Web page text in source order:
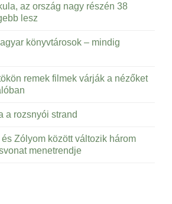
az ország nagy részén 38
lesz
könyvtárosok – mindig
remek filmek várják a nézőket
a rozsnyói strand
Zólyom között változik három
menetrendje